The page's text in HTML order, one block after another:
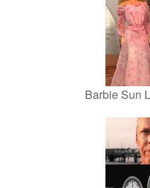
Barbie Sun